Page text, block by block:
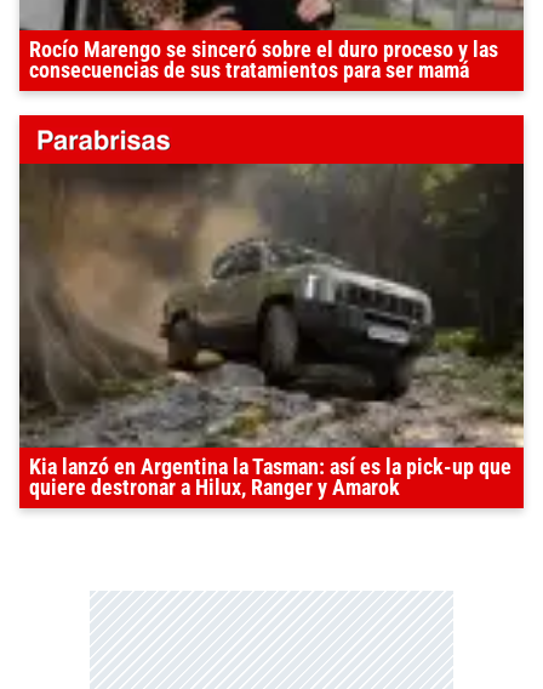
Rocío Marengo se sinceró sobre el duro proceso y las
consecuencias de sus tratamientos para ser mamá
Kia lanzó en Argentina la Tasman: así es la pick-up que
quiere destronar a Hilux, Ranger y Amarok